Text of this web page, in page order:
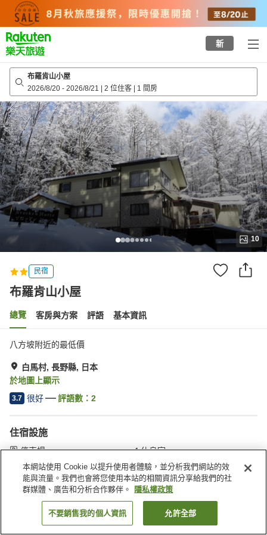
top
page
新
布羅肯山小屋
2026/8/20 - 2026/8/21 | 2 位住客 | 1 間房
10
民宿
布羅肯山小屋
總覽 客房與方案 評語 基本資訊
八方坡附近的最低價
白馬村, 長野縣, 日本
於地圖上顯示
3.7 很好 評語數： 2
住宿設施
停車場
休息室
滑雪設備乾燥室
付費洗衣房
首頁 日本 長野縣 白馬村 布羅肯山小屋
找客房
本網站使用 Cookie 以提升使用者體驗，並分析我們網站的效
能與流量。我們也會將您使用本站的相關資訊分享給我們的社
群媒體、廣告和分析合作夥伴。
隱私權政策
不要銷售我的個人資訊 允許全部